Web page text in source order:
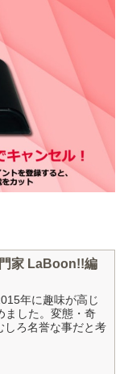
家 LaBoon!!編
年に趣味が高じ
ました。変態・奇
しろ名誉な事だと考